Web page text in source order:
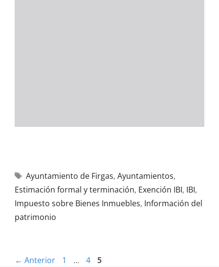
Ayuntamiento de Firgas, Ayuntamientos,
Estimación formal y terminación, Exención IBI, IBI,
Impuesto sobre Bienes Inmuebles, Información del
patrimonio
← Anterior 1 … 4 5